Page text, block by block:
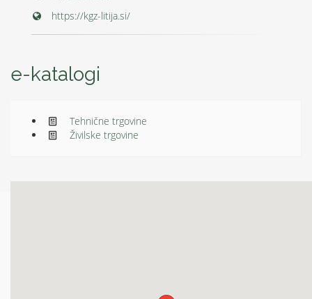
https://kgz-litija.si/
e-katalogi
Tehnične trgovine
Živilske trgovine